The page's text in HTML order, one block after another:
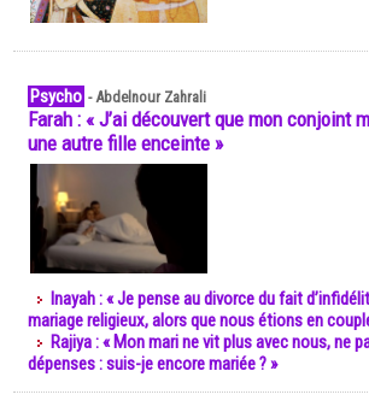
Psycho -Abdelnour Zahrali
Farah : « J’ai découvert que mon conjoint
une autre fille enceinte »
Inayah : « Je pense au divorce du fait
mariage religieux, alors que nous étions en
Rajiya : « Mon mari ne vit plus avec nous, ne
dépenses : suis-je encore mariée ? »